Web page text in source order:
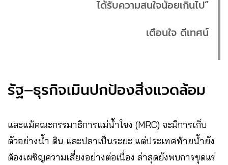
ได้รับความสนใจน้อยเกินไป”
เตือนใจ ดีเทศน์
รัฐ–ธุรกิจเมินปกป้องสิ่งแวดล้อม
และแม้คณะกรรมาธิการแม่น้ำโขง (MRC) จะมีการเก็บ
ตัวอย่างน้ำ ดิน และปลาเป็นระยะ แต่ประเทศท้ายน้ำยัง
ต้องเผชิญความเสี่ยงอย่างต่อเนื่อง ล่าสุดยังพบการขุดแร่